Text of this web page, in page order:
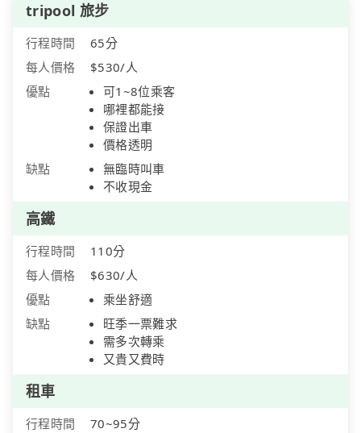
tripool 旅步
行程時間
65分
每人價格
$530/人
優點
可1~8位乘客
哪裡都能接
保證出車
價格透明
缺點
無臨時叫車
不收現金
高鐵
行程時間
110分
每人價格
$630/人
優點
乘坐舒適
缺點
旺季一票難求
需多次轉乘
又貴又費時
租車
行程時間
70~95分